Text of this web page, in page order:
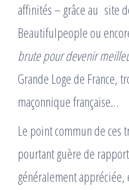
affinités – grâce au site
Beautifulpeople ou
brute pour devenir
Grande Loge de France,
maçonnique française…
Le point commun de ces
pourtant guère de
généralement